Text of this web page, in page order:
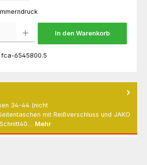
In den Warenkorb
fca-6545800.5
34-44 (nicht
mit Reißverschluss und JAKO
Mehr